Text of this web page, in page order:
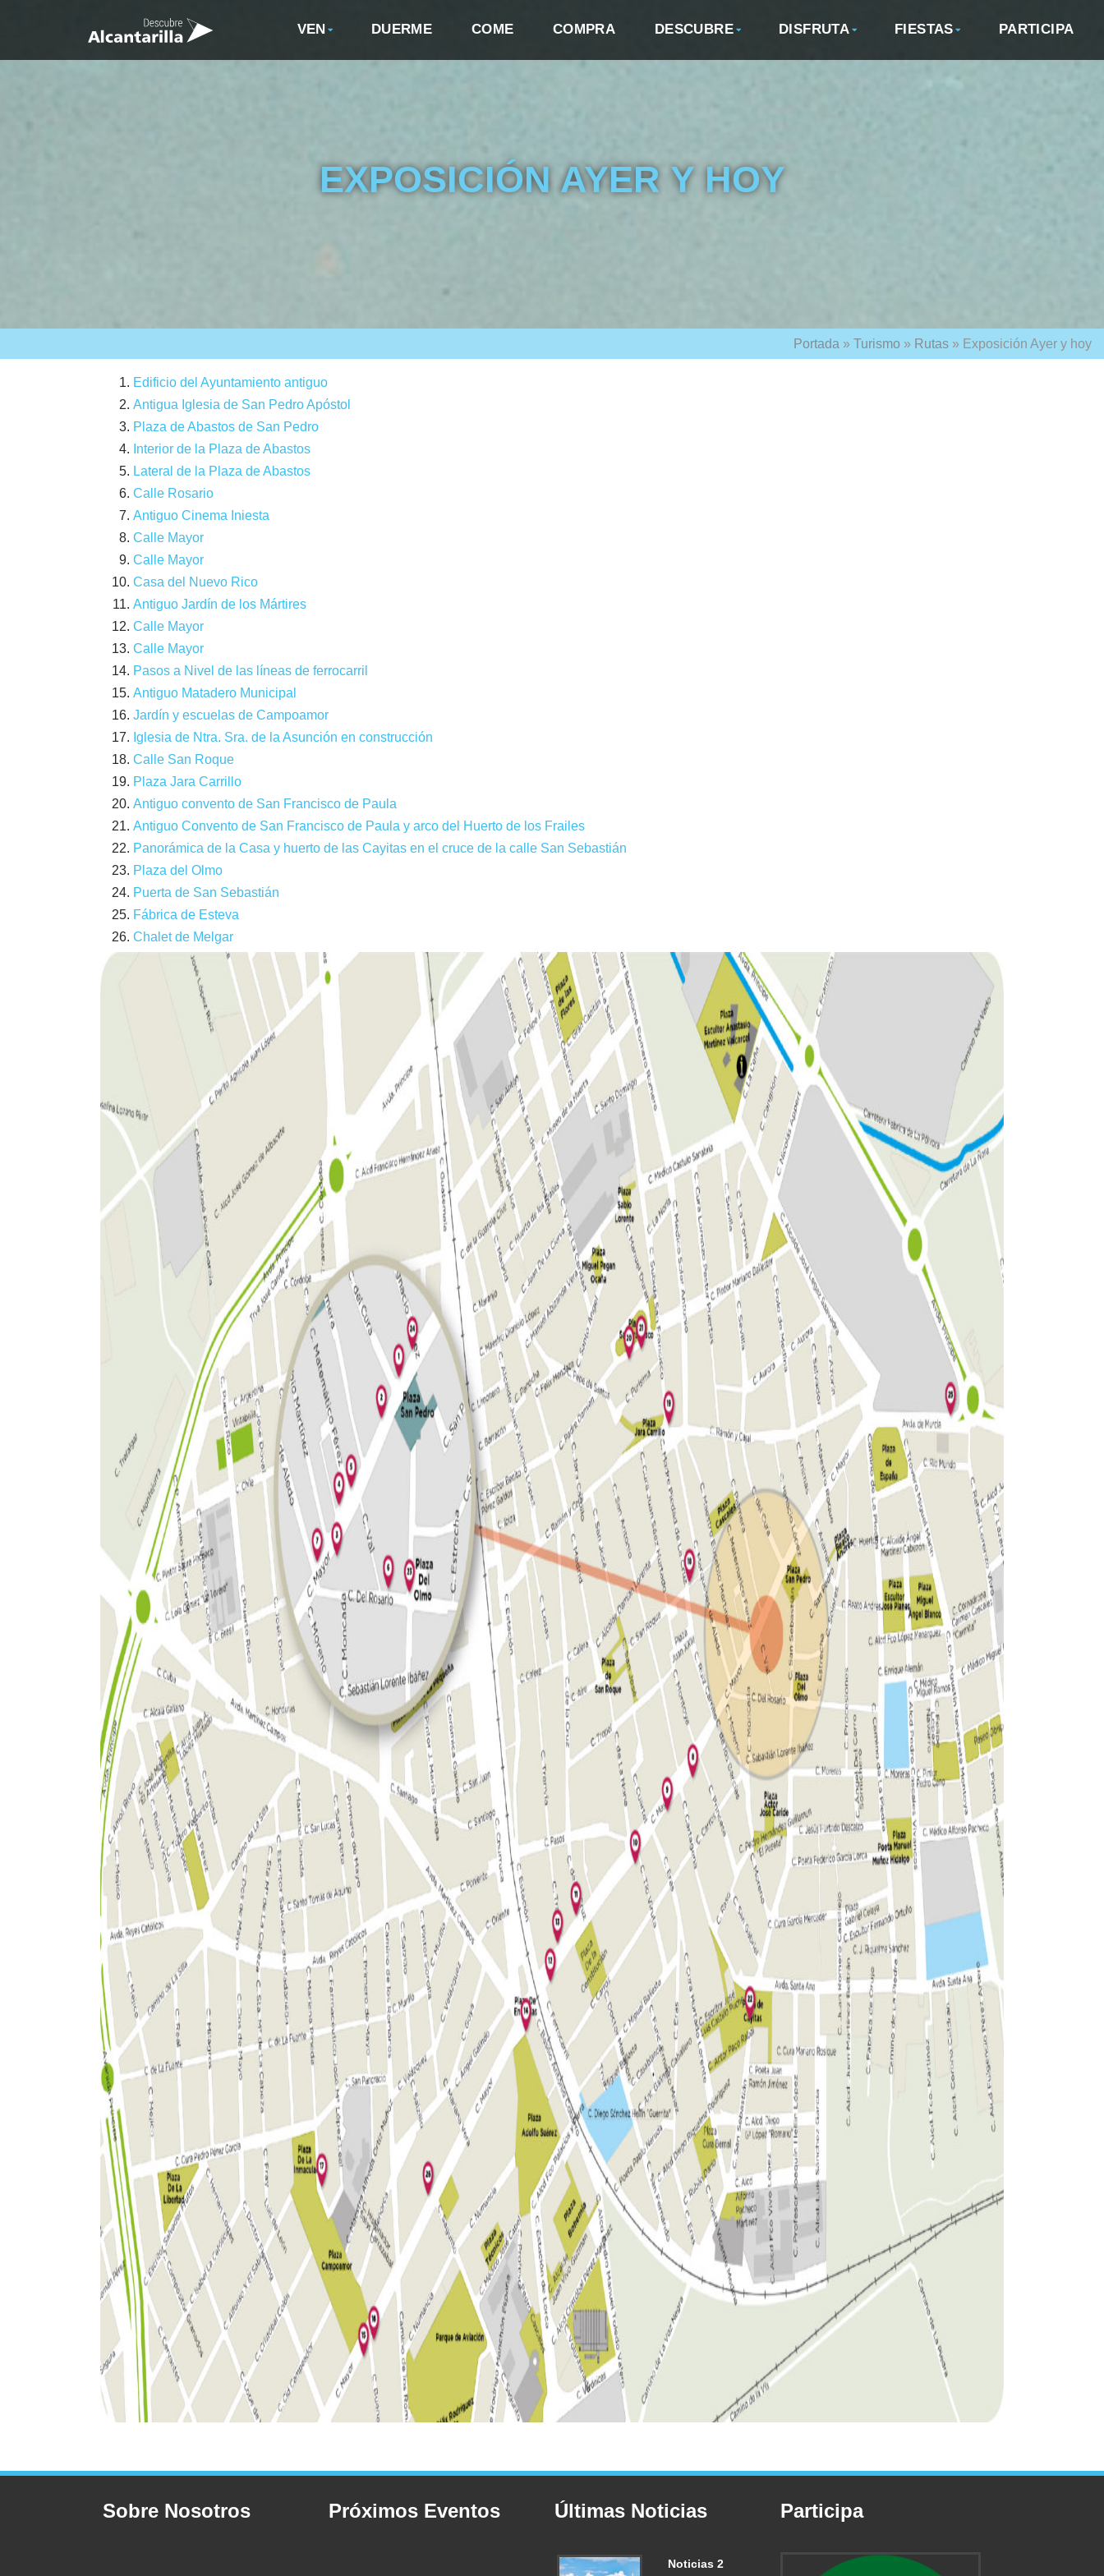
VEN DUERME COME COMPRA DESCUBRE DISFRUTA FIESTAS PARTICIPA
EXPOSICIÓN AYER Y HOY
Portada » Turismo » Rutas » Exposición Ayer y hoy
Edificio del Ayuntamiento antiguo
Antigua Iglesia de San Pedro Apóstol
Plaza de Abastos de San Pedro
Interior de la Plaza de Abastos
Lateral de la Plaza de Abastos
Calle Rosario
Antiguo Cinema Iniesta
Calle Mayor
Calle Mayor
Casa del Nuevo Rico
Antiguo Jardín de los Mártires
Calle Mayor
Calle Mayor
Pasos a Nivel de las líneas de ferrocarril
Antiguo Matadero Municipal
Jardín y escuelas de Campoamor
Iglesia de Ntra. Sra. de la Asunción en construcción
Calle San Roque
Plaza Jara Carrillo
Antiguo convento de San Francisco de Paula
Antiguo Convento de San Francisco de Paula y arco del Huerto de los Frailes
Panorámica de la Casa y huerto de las Cayitas en el cruce de la calle San Sebastián
Plaza del Olmo
Puerta de San Sebastián
Fábrica de Esteva
Chalet de Melgar
Sobre Nosotros Próximos Eventos Últimas Noticias
Noticias 2
Participa